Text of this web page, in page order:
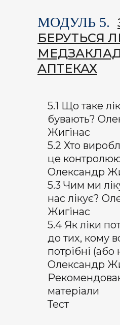
МОДУЛЬ 5.
БЕРУТЬСЯ
АПТЕКАХ
5.1 Що таке
бувають?
Жигінас
5.2 Хто
це
Олександр
5.3 Чим ми
нас лікує?
Жигінас
5.4 Як ліки
до тих, кому
потрібні (або
Олександр
матеріали
Тест